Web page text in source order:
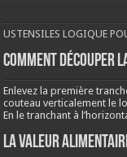
USTENSILES LOGIQUE
COMMENT DÉCOUPER
Enlevez la première
couteau verticalement le
En le tranchant à
LA VALEUR